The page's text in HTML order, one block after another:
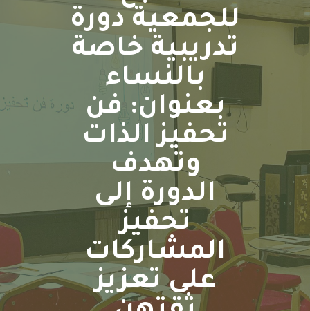
للجمعية دورة
تدريبية خاصة
بالنساء
بعنوان: فن
تحفيز الذات
وتهدف
الدورة إلى
تحفيز
المشاركات
على تعزيز